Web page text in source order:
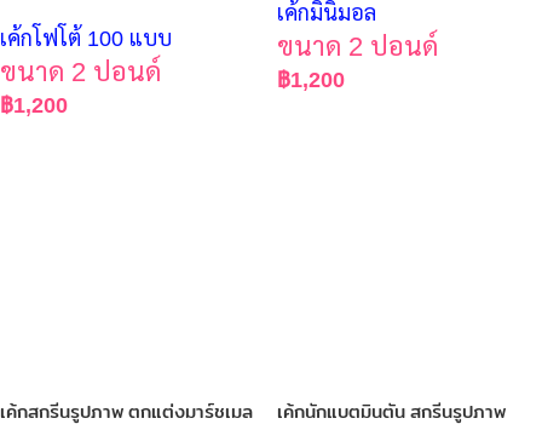
เค้กโฟโต้ 100 แบบ
ขนาด 2 ปอนด์
฿1,200
เค้กมินิมอล
ขนาด 2 ปอนด์
฿1,200
เค้กสกรีนรูปภาพ ตกแต่งมาร์ชเมล
เค้กนักแบตมินตัน สกรีนรูปภาพ